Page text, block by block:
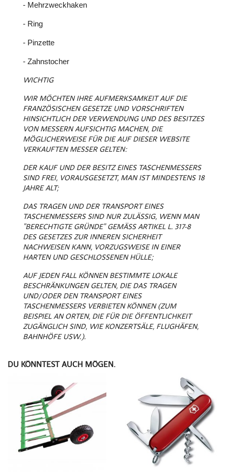
- Mehrzweckhaken
- Ring
- Pinzette
- Zahnstocher
WICHTIG
WIR MÖCHTEN IHRE AUFMERKSAMKEIT AUF DIE
FRANZÖSISCHEN GESETZE UND VORSCHRIFTEN
HINSICHTLICH DER VERWENDUNG UND DES BESITZES
VON MESSERN AUFSICHTIG MACHEN, DIE
MÖGLICHERWEISE FÜR DIE AUF DIESER WEBSITE
VERKAUFTEN MESSER GELTEN:
DER KAUF UND DER BESITZ EINES TASCHENMESSERS
SIND FREI, VORAUSGESETZT, MAN IST MINDESTENS 18
JAHRE ALT;
DAS TRAGEN UND DER TRANSPORT EINES
TASCHENMESSERS SIND NUR ZULÄSSIG, WENN MAN
"BERECHTIGTE GRÜNDE" GEMÄSS ARTIKEL L. 317-8
DES GESETZES ZUR INNEREN SICHERHEIT
NACHWEISEN KANN, VORZUGSWEISE IN EINER
HARTEN UND GESCHLOSSENEN HÜLLE;
AUF JEDEN FALL KÖNNEN BESTIMMTE LOKALE
BESCHRÄNKUNGEN GELTEN, DIE DAS TRAGEN
UND/ODER DEN TRANSPORT EINES
TASCHENMESSERS VERBIETEN KÖNNEN (ZUM
BEISPIEL AN ORTEN, DIE FÜR DIE ÖFFENTLICHKEIT
ZUGÄNGLICH SIND, WIE KONZERTSÄLE, FLUGHÄFEN,
BAHNHÖFE USW.).
DU KÖNNTEST AUCH MÖGEN.